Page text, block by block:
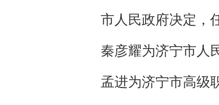
市人民政府决定，
秦彦耀为济宁市人
孟进为济宁市高级